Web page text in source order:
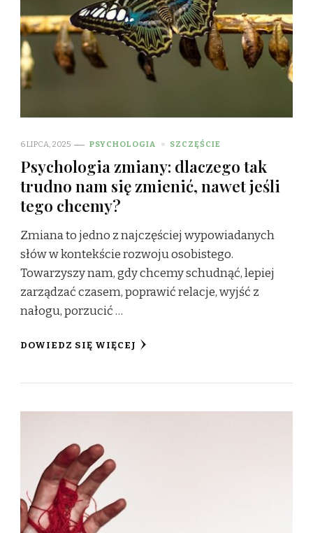
6 LIPCA, 2025 PSYCHOLOGIA SZCZĘŚCIE
Psychologia zmiany: dlaczego tak
trudno nam się zmienić, nawet jeśli
tego chcemy?
Zmiana to jedno z najczęściej wypowiadanych
słów w kontekście rozwoju osobistego.
Towarzyszy nam, gdy chcemy schudnąć, lepiej
zarządzać czasem, poprawić relacje, wyjść z
nałogu, porzucić …
DOWIEDZ SIĘ WIĘCEJ